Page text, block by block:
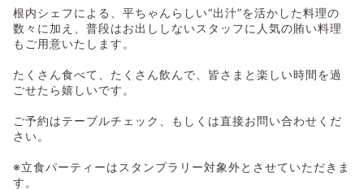
根内シェフによる、平ちゃんらしい“出汁”を活かした料理の
数々に加え、普段はお出ししないスタッフに人気の賄い料理
もご用意いたします。
たくさん食べて、たくさん飲んで、皆さまと楽しい時間を過
ごせたら嬉しいです。
ご予約はテーブルチェック、もしくは直接お問い合わせくだ
さい。
※立食パーティーはスタンプラリー対象外とさせていただきま
す。